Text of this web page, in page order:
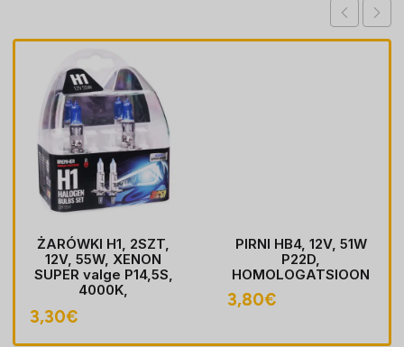
ŻARÓWKI H1, 2SZT,
12V, 55W, XENON
SUPER valge P14,5S,
4000K,
3,30€
PIRNI HB4, 12V, 51W
P22D,
HOMOLOGATSIOON
3,80€